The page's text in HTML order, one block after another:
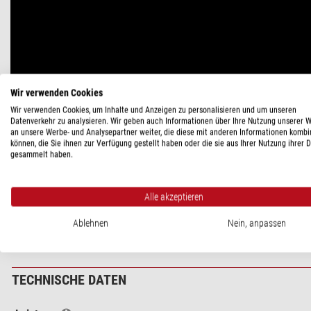
TECHNISCHE DATEN
Wir verwenden Cookies
Wir verwenden Cookies, um Inhalte und Anzeigen zu personalisieren und um unseren
Datenverkehr zu analysieren. Wir geben auch Informationen über Ihre Nutzung unserer
an unsere Werbe- und Analysepartner weiter, die diese mit anderen Informationen
können, die Sie ihnen zur Verfügung gestellt haben oder die sie aus Ihrer Nutzung ihrer
gesammelt haben.
Alle akzeptieren
Ablehnen Nein, anpassen